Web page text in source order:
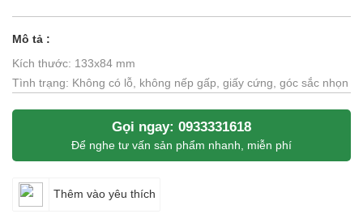
Mô tả :
Kích thước: 133x84 mm
Tình trạng: Không có lỗ, không nếp gấp, giấy cứng, góc sắc nhọn
Gọi ngay: 0933331618
Để nghe tư vấn sản phẩm nhanh, miễn phí
Thêm vào yêu thích